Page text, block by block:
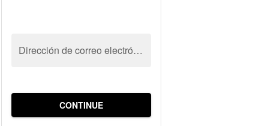
Dirección de correo electrónico
CONTINUE